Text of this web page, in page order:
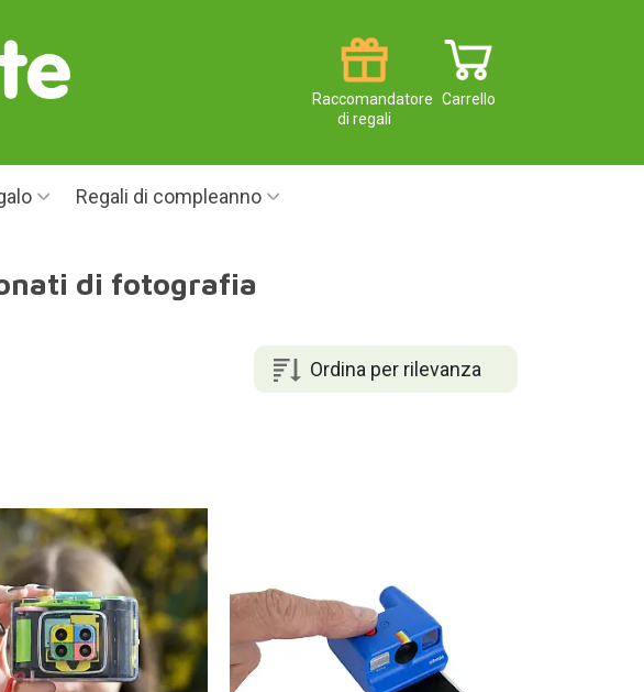
Carrello
Raccomandatore
di regali
Regali di compleanno
di fotografia
Ordina per rilevanza